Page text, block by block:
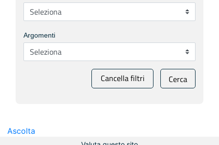
Argomenti
Cancella filtri Cerca
Ascolta